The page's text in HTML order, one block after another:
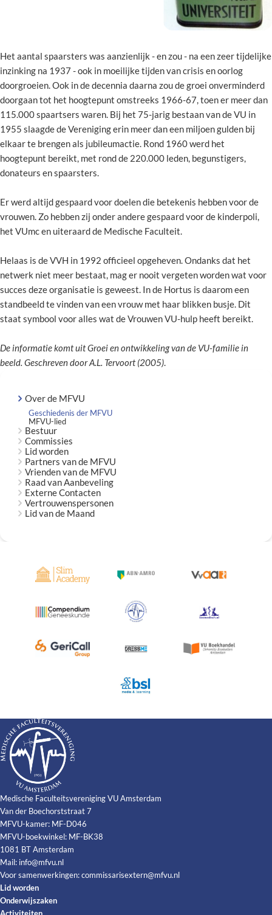
Het aantal spaarsters was aanzienlijk - en zou - na een zeer tijdelijke
inzinking na 1937 - ook in moeilijke tijden van crisis en oorlog
doorgroeien. Ook in de decennia daarna zou de groei onverminderd
doorgaan tot het hoogtepunt omstreeks 1966-67, toen er meer dan
115.000 spaartsers waren. Bij het 75-jarig bestaan van de VU in
1955 slaagde de Vereniging erin meer dan een miljoen gulden bij
elkaar te brengen als jubileumactie. Rond 1960 werd het
hoogtepunt bereikt, met rond de 220.000 leden, begunstigers,
donateurs en spaarsters.
Er werd altijd gespaard voor doelen die betekenis hebben voor de
vrouwen. Zo hebben zij onder andere gespaard voor de kinderpoli,
het VUmc en uiteraard de Medische Faculteit.
Helaas is de VVH in 1992 officieel opgeheven. Ondanks dat het
netwerk niet meer bestaat, mag er nooit vergeten worden wat voor
succes deze organisatie is geweest. In de Hortus is daarom een
standbeeld te vinden van een vrouw met haar blikken busje. Dit
staat symbool voor alles wat de Vrouwen VU-hulp heeft bereikt.
De informatie komt uit Groei en ontwikkeling van de VU-familie in
beeld. Geschreven door A.L. Tervoort (2005).
Over de MFVU
Geschiedenis der MFVU
MFVU-lied
Bestuur
Commissies
Lid worden
Partners van de MFVU
Vrienden van de MFVU
Raad van Aanbeveling
Externe Contacten
Vertrouwenspersonen
Lid van de Maand
Medische Faculteitsvereniging VU Amsterdam
Van der Boechorststraat 7
MFVU-kamer: MF-D046
MFVU-boekwinkel: MF-BK38
1081 BT Amsterdam
Mail: info@mfvu.nl
Voor samenwerkingen:commissarisextern@mfvu.nl
Lid worden
Onderwijszaken
Activiteiten